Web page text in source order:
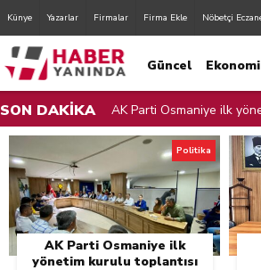
Künye Yazarlar Firmalar Firma Ekle Nöbetçi
Güncel Ekonomi
SON DAKİKA AK Parti Osmaniye ilk
AK Parti Osmaniye İl
Zorkun Yaylası Çocuk
Orman Yangınları İle
Sulama Bendinden
AK Parti Osmaniye ilk
yönetim kurulu toplantısı
Politika